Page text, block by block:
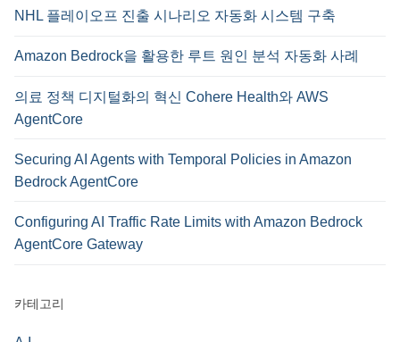
NHL 플레이오프 진출 시나리오 자동화 시스템 구축
Amazon Bedrock을 활용한 루트 원인 분석 자동화 사례
의료 정책 디지털화의 혁신 Cohere Health와 AWS
AgentCore
Securing AI Agents with Temporal Policies in Amazon
Bedrock AgentCore
Configuring AI Traffic Rate Limits with Amazon Bedrock
AgentCore Gateway
카테고리